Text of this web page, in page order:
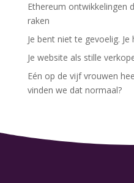
Ethereum ontwikkelingen
raken
Je bent niet te gevoelig.
Je website als stille
Eén op de vijf vrouwen
vinden we dat normaal?